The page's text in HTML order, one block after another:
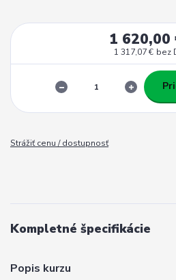
1 620,00
1 317,07 € bez
Strážiť cenu / dostupnosť
Kompletné špecifikácie
Popis kurzu